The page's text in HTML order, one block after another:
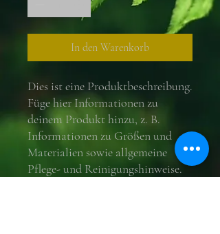
In den Warenkorb
Dies ist eine Produktbeschreibung.
Füge hier Informationen zu
deinem Produkt hinzu, z. B.
Informationen zu Größen und
Materialien sowie allgemeine
Pflege- und Reinigungshinweise.